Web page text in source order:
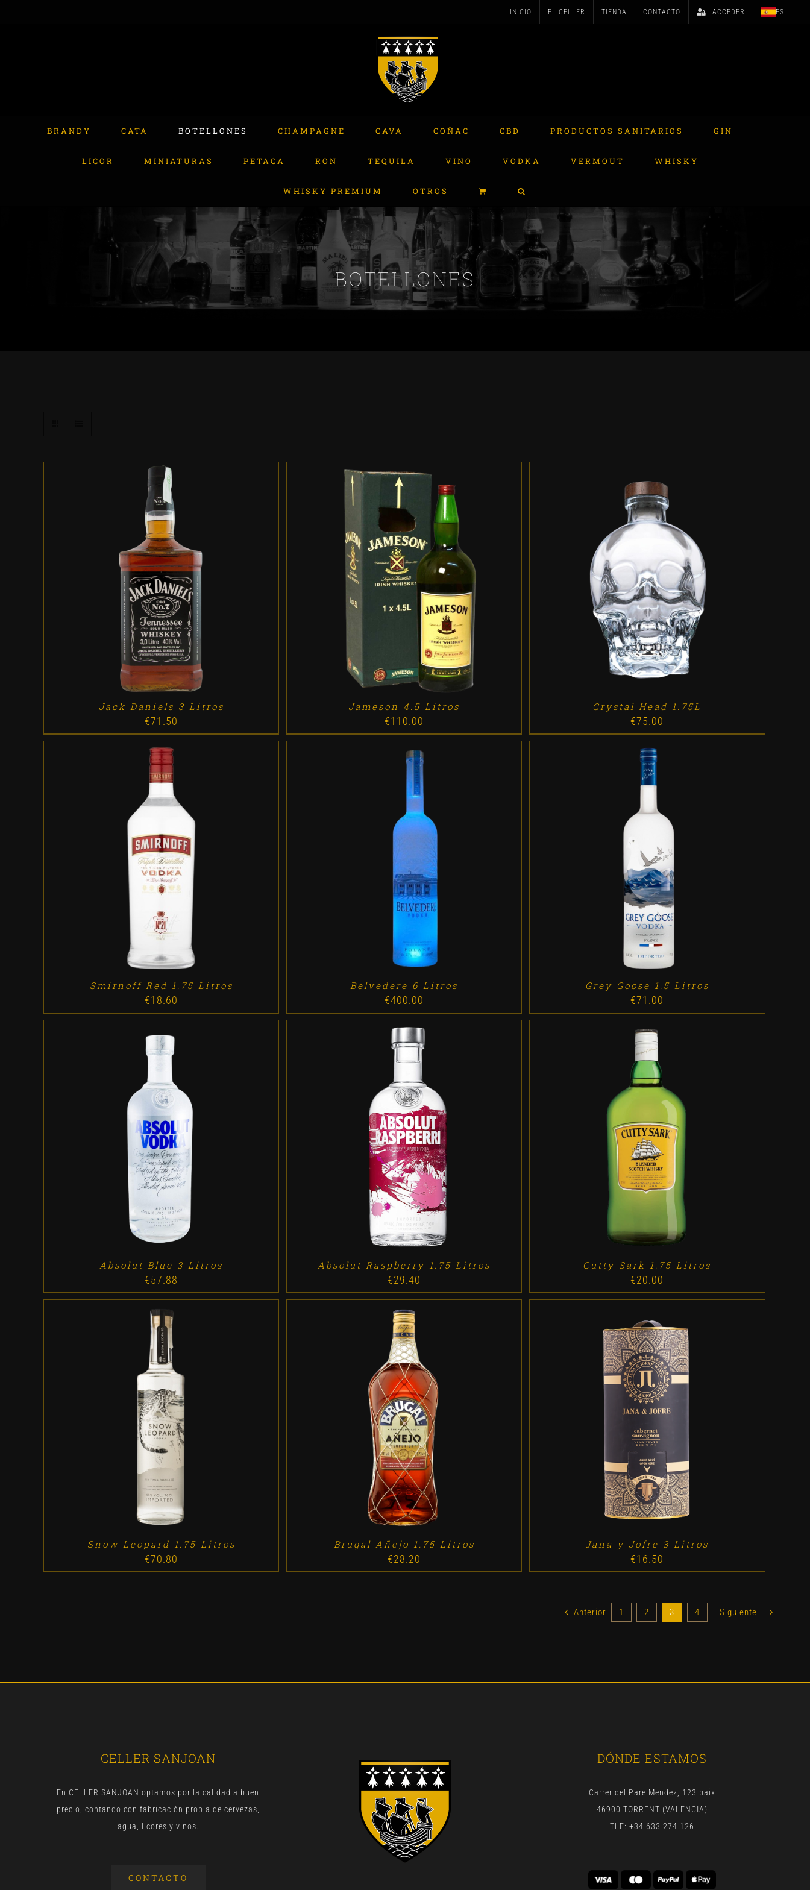
INICIO EL CELLER TIENDA CONTACTO ACCEDER ES
BRANDY CATA BOTELLONES CHAMPAGNE CAVA COÑAC CBD PRODUCTOS SANITARIOS GIN
LICOR MINIATURAS PETACA RON TEQUILA VINO VODKA VERMOUT WHISKY
WHISKY PREMIUM OTROS
BOTELLONES
ADD TO CART / DETALLES
Jack Daniels 3 Litros
€71.50
ADD TO CART /
Jameson 4.5 Litros
€110.00
ADD TO CART / DETALLES
Crystal Head 1.75L
€75.00
ADD TO CART / DETALLES
Smirnoff Red 1.75 Litros
€18.60
DETALLES
Belvedere 6 Litros
€400.00
ADD TO CART / DETALLES
Grey Goose 1.5 Litros
€71.00
ADD TO CART / DETALLES
Absolut Blue 3 Litros
€57.88
ADD TO CART / DETALLES
Absolut Raspberry 1.75 Litros
€29.40
ADD TO CART / DETALLES
Cutty Sark 1.75 Litros
€20.00
ADD TO CART / DETALLES
Snow Leopard 1.75 Litros
€70.80
ADD TO CART / DETALLES
Brugal Añejo 1.75 Litros
€28.20
Jana y Jofre 3 Litros
€16.50
Anterior 1 2 3 4 Siguiente
CELLER SANJOAN
En CELLER SANJOAN optamos por la calidad a buen
precio, contando con fabricación propia de cervezas,
agua, licores y vinos.
CONTACTO
DÓNDE ESTAMOS
Carrer del Pare Mendez, 123 baix
46900 TORRENT (VALENCIA)
TLF: +34 633 274 126